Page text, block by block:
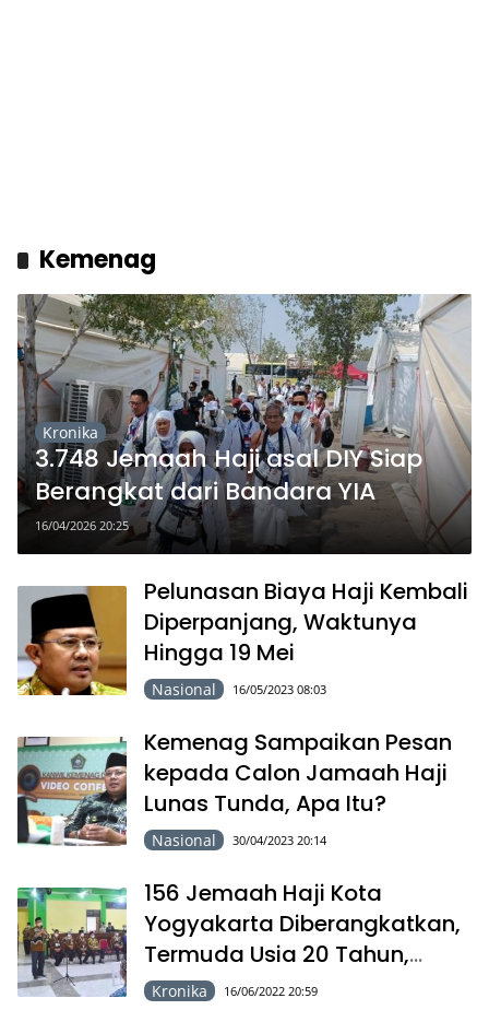
Kemenag
Kronika
3.748 Jemaah Haji asal DIY Siap
Berangkat dari Bandara YIA
16/04/2026 20:25
Pelunasan Biaya Haji Kembali
Diperpanjang, Waktunya
Hingga 19 Mei
Nasional 16/05/2023 08:03
Kemenag Sampaikan Pesan
kepada Calon Jamaah Haji
Lunas Tunda, Apa Itu?
Nasional 30/04/2023 20:14
156 Jemaah Haji Kota
Yogyakarta Diberangkatkan,
Termuda Usia 20 Tahun,
Tertua 64 Tahun
Kronika 16/06/2022 20:59